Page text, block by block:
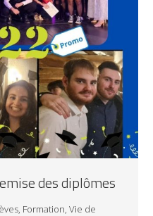
des diplômes
, Formation, Vie de